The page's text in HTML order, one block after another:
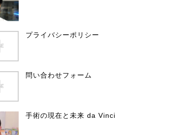
一歩【2日連続
ERトレーニング【2日連続講
プライバシーポリシー
問い合わせフォーム
手術の現在と未来 da Vinci